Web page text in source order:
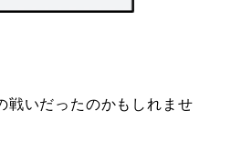
戦いだったのかもしれませ